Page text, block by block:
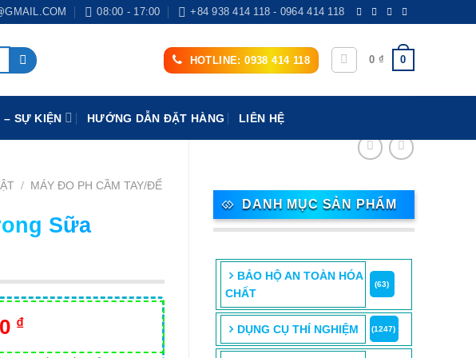
08:00 - 17:00 +84 938 414 118 - 0964 414 118
HOTLINE: 0938 414 118 0 ₫ 0
– SỰ KIỆN HƯỚNG DẪN ĐẶT HÀNG LIÊN HỆ
DANH MỤC SẢN PHẨM
BẢO HỘ AN TOÀN HÓA
CHẤT
(63)
DỤNG CỤ THÍ NGHIỆM (1247)
/
MÁY ĐO PH CẦM TAY/ĐỂ
Sữa
₫